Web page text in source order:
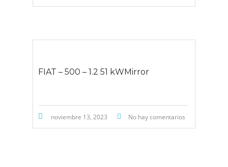
FIAT – 500 – 1.2 51 kWMirror
noviembre 13, 2023 No hay comentarios